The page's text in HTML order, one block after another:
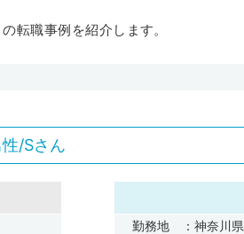
転職事例を紹介します。
/Sさん
勤務地 ：神奈川県